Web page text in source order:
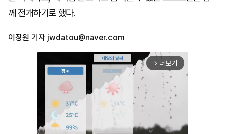
께 전개하기로 했다.
이장원 기자 jwdatou@naver.com
arrow_forward_ios 더보기